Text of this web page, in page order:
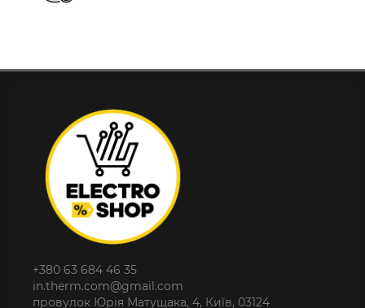
+380 63 684 46 35
in.therm.com@gmail.com
провулок Юрія Матущака, 4, Київ, 03124